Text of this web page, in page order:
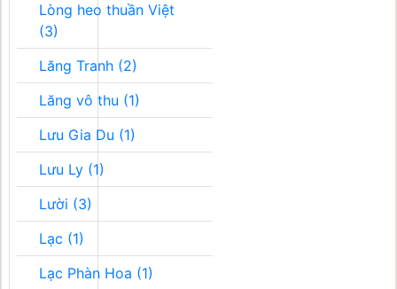
Lòng heo thuần Việt
(3)
Lăng Tranh (2)
Lăng vô thu (1)
Lưu Gia Du (1)
Lưu Ly (1)
Lười (3)
Lạc (1)
Lạc Phàn Hoa (1)